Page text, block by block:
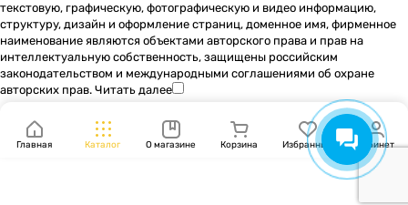
текстовую, графическую, фотографическую и видео информацию,
структуру, дизайн и оформление страниц, доменное имя, фирменное
наименование являются объектами авторского права и прав на
интеллектуальную собственность, защищены российским
законодательством и международными соглашениями об охране
авторских прав. Читать далее
Главная Каталог О магазине Корзина Избранные Кабинет